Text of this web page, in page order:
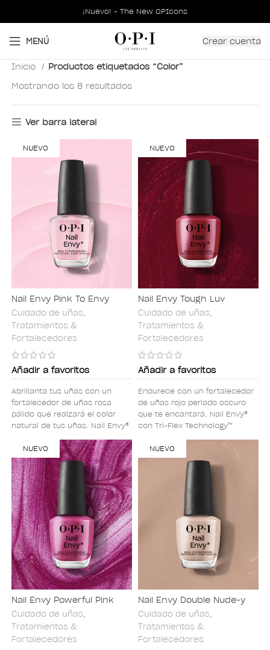
¡Nuevo! - The New OPIcons
MENÚ Crear cuenta
Inicio
Productos etiquetados “Color”
Mostrando los 8 resultados
Ver barra lateral
NUEVO
Nail Envy Pink To Envy
Cuidado de uñas,
Tratamientos &
Fortalecedores
Añadir a favoritos
Abrillanta tus uñas con un
fortalecedor de uñas rosa
pálido que realzará el color
natural de tus uñas. Nail Envy®
fortalece y protege contra la
descamación y la rotura,
dando como resultado unas
uñas de aspecto sano y
vibrante que son un 95% más
fuertes en 1 semana*.
NUEVO
Nail Envy Tough Luv
Cuidado de uñas,
Tratamientos &
Fortalecedores
Añadir a favoritos
Endurece con un fortalecedor
de uñas rojo perlado oscuro
que te encantará. Nail Envy®
con Tri-Flex Technology™
descamación y la rotura,
dando como resultado unas
uñas de aspecto sano y
vibrante que son un 95% más
fuertes en 1 semana*.
NUEVO
Nail Envy Powerful Pink
Cuidado de uñas,
Tratamientos &
Fortalecedores
NUEVO
Nail Envy Double Nude-y
Cuidado de uñas,
Tratamientos &
Fortalecedores